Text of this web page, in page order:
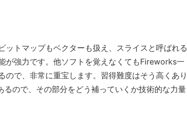
トマップもベクターも扱え、スライスと呼ばれる
が強力です。他ソフトを覚えなくてもFireworks一
で、非常に重宝します。習得難度はそう高くあり
ので、その部分をどう補っていくか技術的な力量